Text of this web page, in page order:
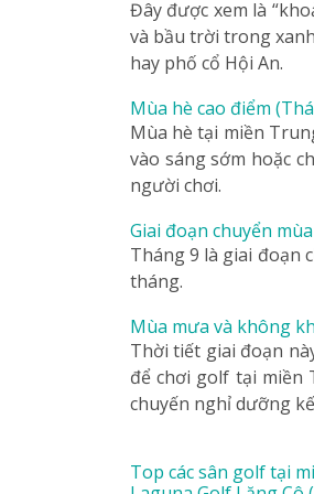
Đây được xem là
và bầu trời trong
hay phố cổ Hội An.
Mùa hè cao điểm
Mùa hè tại miền
vào sáng sớm hoặc
người chơi.
Giai đoạn chuyển
Tháng 9 là giai đoạn
tháng.
Mùa mưa và không
Thời tiết giai đoạn
để chơi golf tại miền
chuyến nghỉ dưỡng
Top các sân golf tại